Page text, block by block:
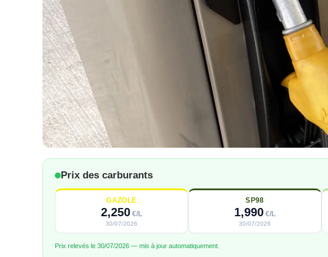
Prix des carburants
GAZOLE
2,250 €/L
30/07/2026
SP98
1,990 €/L
30/07/2026
Prix relevés le 30/07/2026 — mis à jour automatiquement.